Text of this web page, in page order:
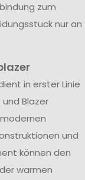
zum
nur an
in erster Linie
Blazer
und
können den
warmen